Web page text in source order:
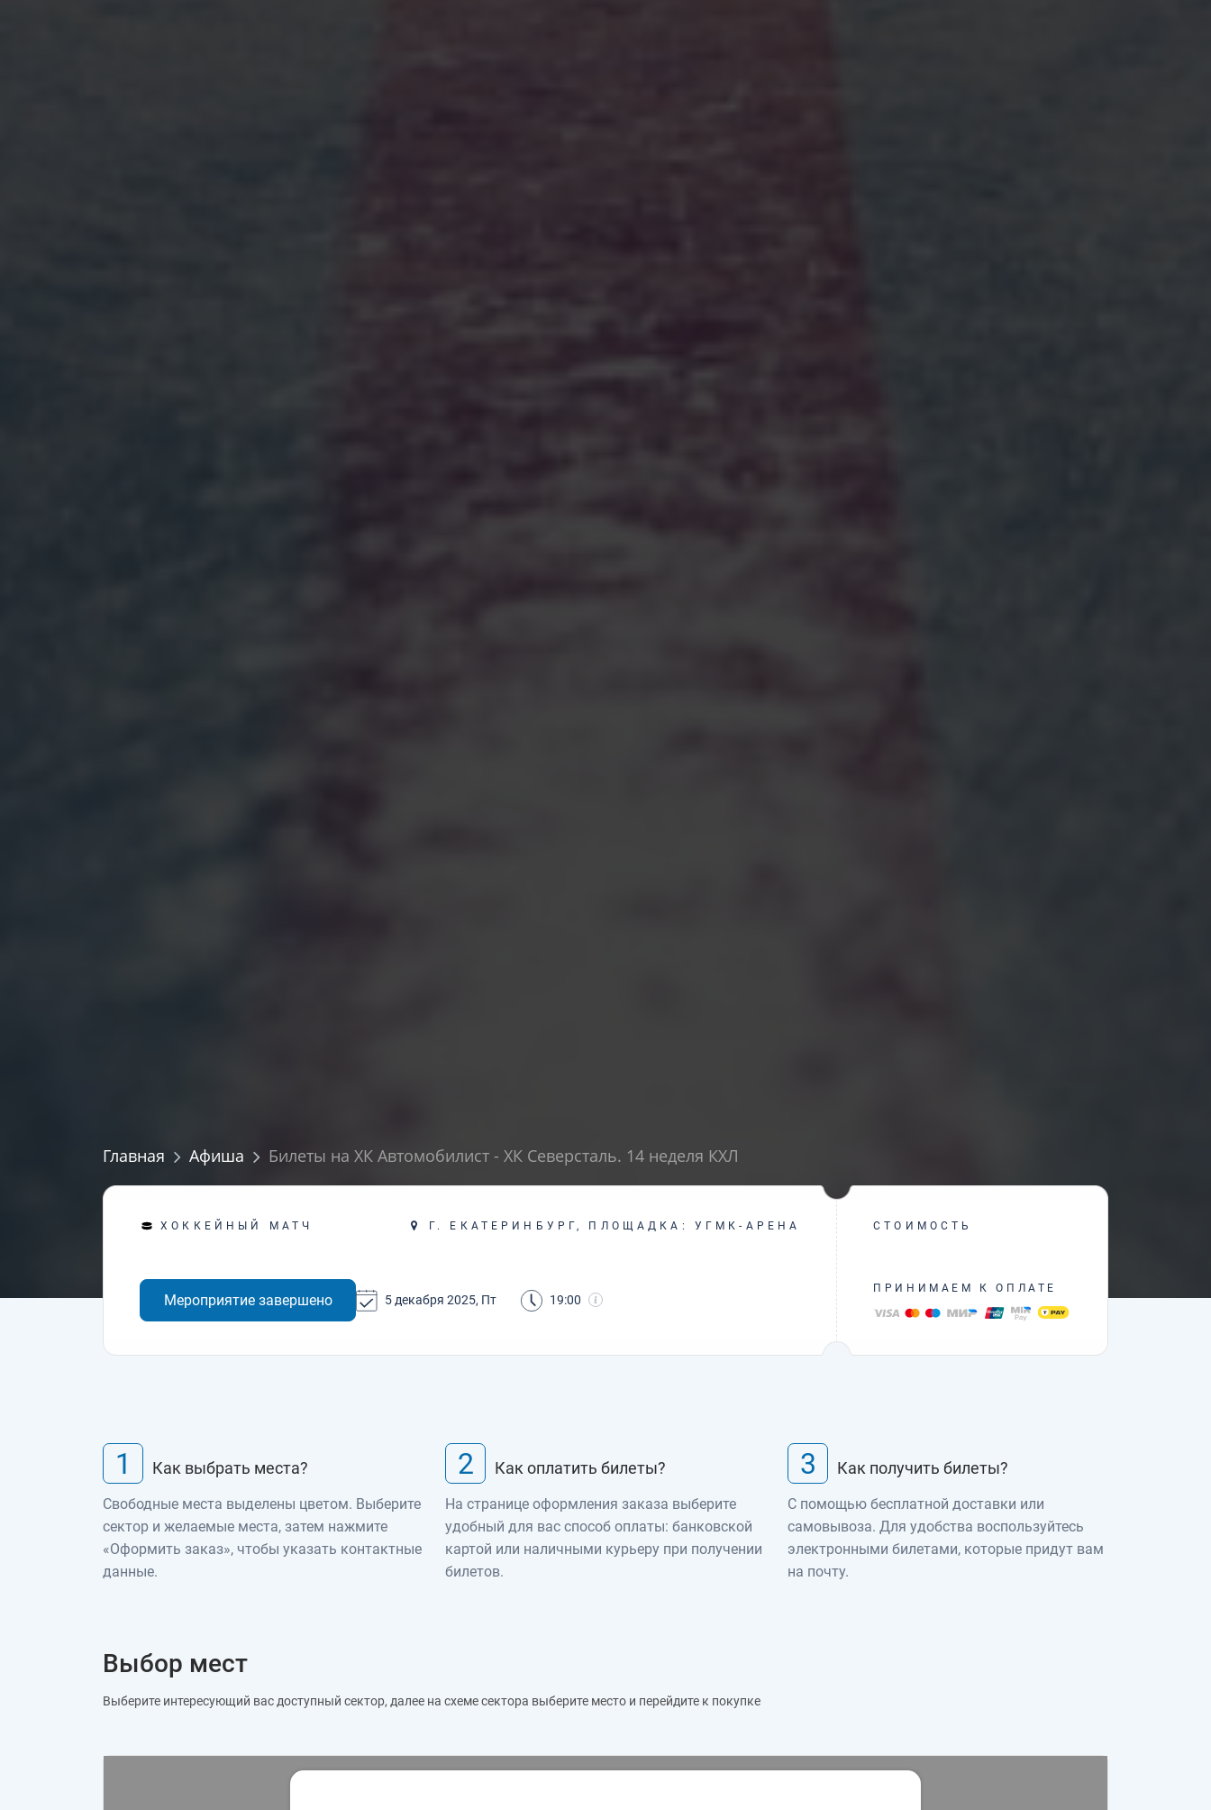
Главная Афиша Билеты на ХК Автомобилист - ХК Северсталь. 14 неделя КХЛ
ХОККЕЙНЫЙ МАТЧ Г. ЕКАТЕРИНБУРГ, ПЛОЩАДКА: УГМК-АРЕНА
Мероприятие завершено 5 декабря 2025, Пт 19:00
СТОИМОСТЬ
ПРИНИМАЕМ К ОПЛАТЕ
1 Как выбрать места?
Свободные места выделены цветом. Выберите
сектор и желаемые места, затем нажмите
«Оформить заказ», чтобы указать контактные
данные.
2 Как оплатить билеты?
На странице оформления заказа выберите
удобный для вас способ оплаты: банковской
картой или наличными курьеру при получении
билетов.
3 Как получить билеты?
С помощью бесплатной доставки или
самовывоза. Для удобства воспользуйтесь
электронными билетами, которые придут вам
на почту.
Выбор мест
Выберите интересующий вас доступный сектор, далее на схеме сектора выберите место и перейдите к покупке